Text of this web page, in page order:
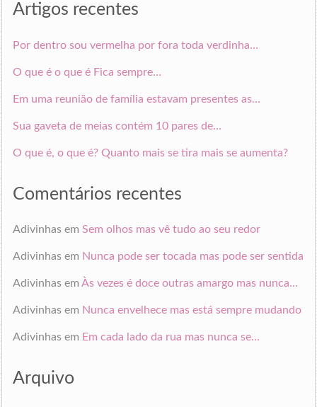
Artigos recentes
Por dentro sou vermelha por fora toda verdinha…
O que é o que é Fica sempre…
Em uma reunião de família estavam presentes as…
Sua gaveta de meias contém 10 pares de…
O que é, o que é? Quanto mais se tira mais se aumenta?
Comentários recentes
Adivinhasem Sem olhos mas vê tudo ao seu redor
Adivinhasem Nunca pode ser tocada mas pode ser sentida
Adivinhasem Às vezes é doce outras amargo mas nunca…
Adivinhasem Nunca envelhece mas está sempre mudando
Adivinhasem Em cada lado da rua mas nunca se…
Arquivo